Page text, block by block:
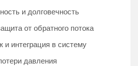
и долговечность
от обратного потока
и интеграция в систему
давления